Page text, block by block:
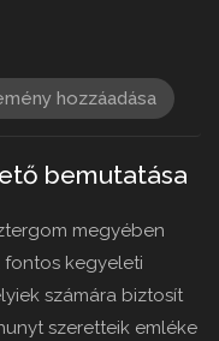
hozzáadása
bemutatása
megyében
fontos kegyeleti
számára biztosít
szeretteik emléke